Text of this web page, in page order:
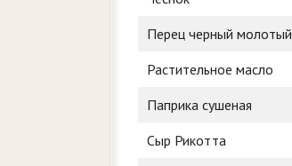
Перец черный молотый
Растительное масло
Паприка сушеная
Сыр Рикотта